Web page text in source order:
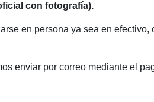
con fotografía).
en persona ya sea en efectivo,
enviar por correo mediante el